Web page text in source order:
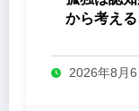
から考え
2026年8月6